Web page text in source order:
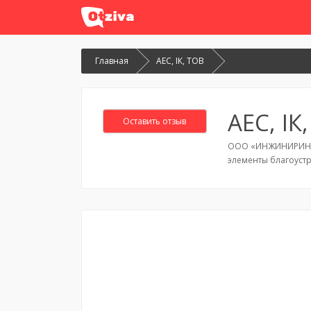
Главная АЕС, ІК, ТОВ
Оставить отзыв АЕС,
ООО
элементы